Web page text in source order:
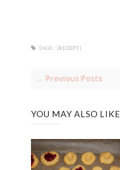
TAGS : [REZEPT]
← Previous Posts
YOU MAY ALSO LIKE